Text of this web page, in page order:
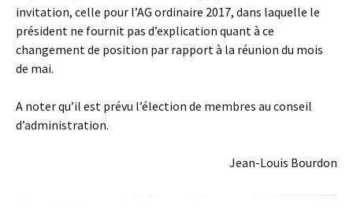
invitation, celle pour l’AG ordinaire 2017, dans laquelle le
président ne fournit pas d’explication quant à ce
changement de position par rapport à la réunion du mois
de mai.
A noter qu’il est prévu l’élection de membres au conseil
d’administration.
Jean-Louis Bourdon